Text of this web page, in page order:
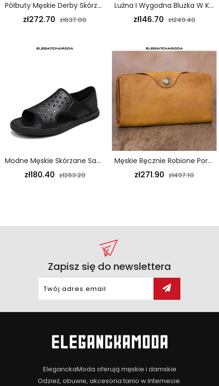
Półbuty Męskie Derby Skórzane Oddychające Modne Buty Wizytowe Czarne
zł272.70 zł637.00
Luźna I Wygodna Bluzka W Kolorze Niebieskim
zł146.70 zł249.40
Modne Męskie Skórzane Sandały Hollow Casual Beach Personalizowane Kapcie Czarne
zł180.40 zł263.20
Męskie Ręcznie Robione Portfele Męskie Portfele Ze Skóry Bydlęcej Pierwszej Warstwy W Stylu Retro Portfele Męskie Ze Skóry Długi Zamek Męski Z Miękkiej Skóry Prosta Cienka Żółta
zł271.90 zł497.10
Zapisz się do newslettera
EleganckaModa oferują męskie i damskie
Odzież, obuwie, akcesoria tanio w Internecie.